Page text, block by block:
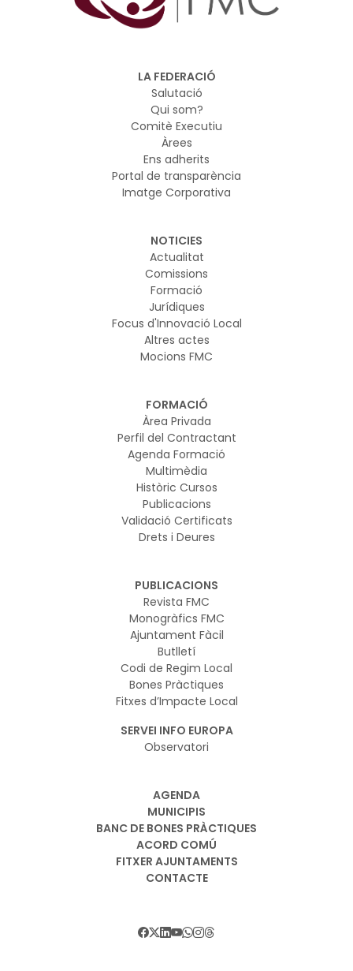
LA FEDERACIÓ
Salutació
Qui som?
Comitè Executiu
Àrees
Ens adherits
Portal de transparència
Imatge Corporativa
NOTICIES
Actualitat
Comissions
Formació
Jurídiques
Focus d'Innovació Local
Altres actes
Mocions FMC
FORMACIÓ
Àrea Privada
Perfil del Contractant
Agenda Formació
Multimèdia
Històric Cursos
Publicacions
Validació Certificats
Drets i Deures
PUBLICACIONS
Revista FMC
Monogràfics FMC
Ajuntament Fàcil
Butlletí
Codi de Regim Local
Bones Pràctiques
Fitxes d’Impacte Local
SERVEI INFO EUROPA
Observatori
AGENDA
MUNICIPIS
BANC DE BONES PRÀCTIQUES
ACORD COMÚ
FITXER AJUNTAMENTS
CONTACTE